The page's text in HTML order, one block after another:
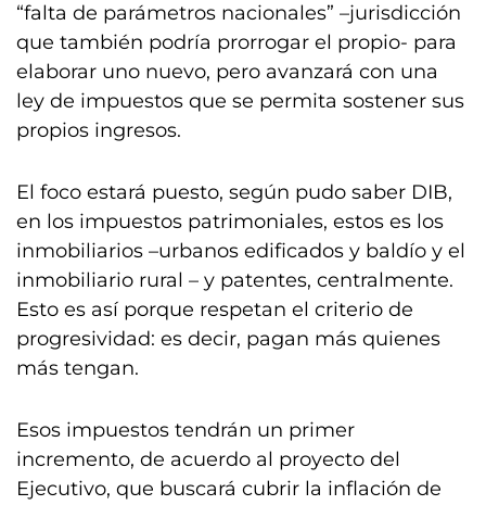
“falta de parámetros nacionales” –jurisdicción
que también podría prorrogar el propio- para
elaborar uno nuevo, pero avanzará con una
ley de impuestos que se permita sostener sus
propios ingresos.
El foco estará puesto, según pudo saber DIB,
en los impuestos patrimoniales, estos es los
inmobiliarios –urbanos edificados y baldío y el
inmobiliario rural – y patentes, centralmente.
Esto es así porque respetan el criterio de
progresividad: es decir, pagan más quienes
más tengan.
Esos impuestos tendrán un primer
incremento, de acuerdo al proyecto del
Ejecutivo, que buscará cubrir la inflación de